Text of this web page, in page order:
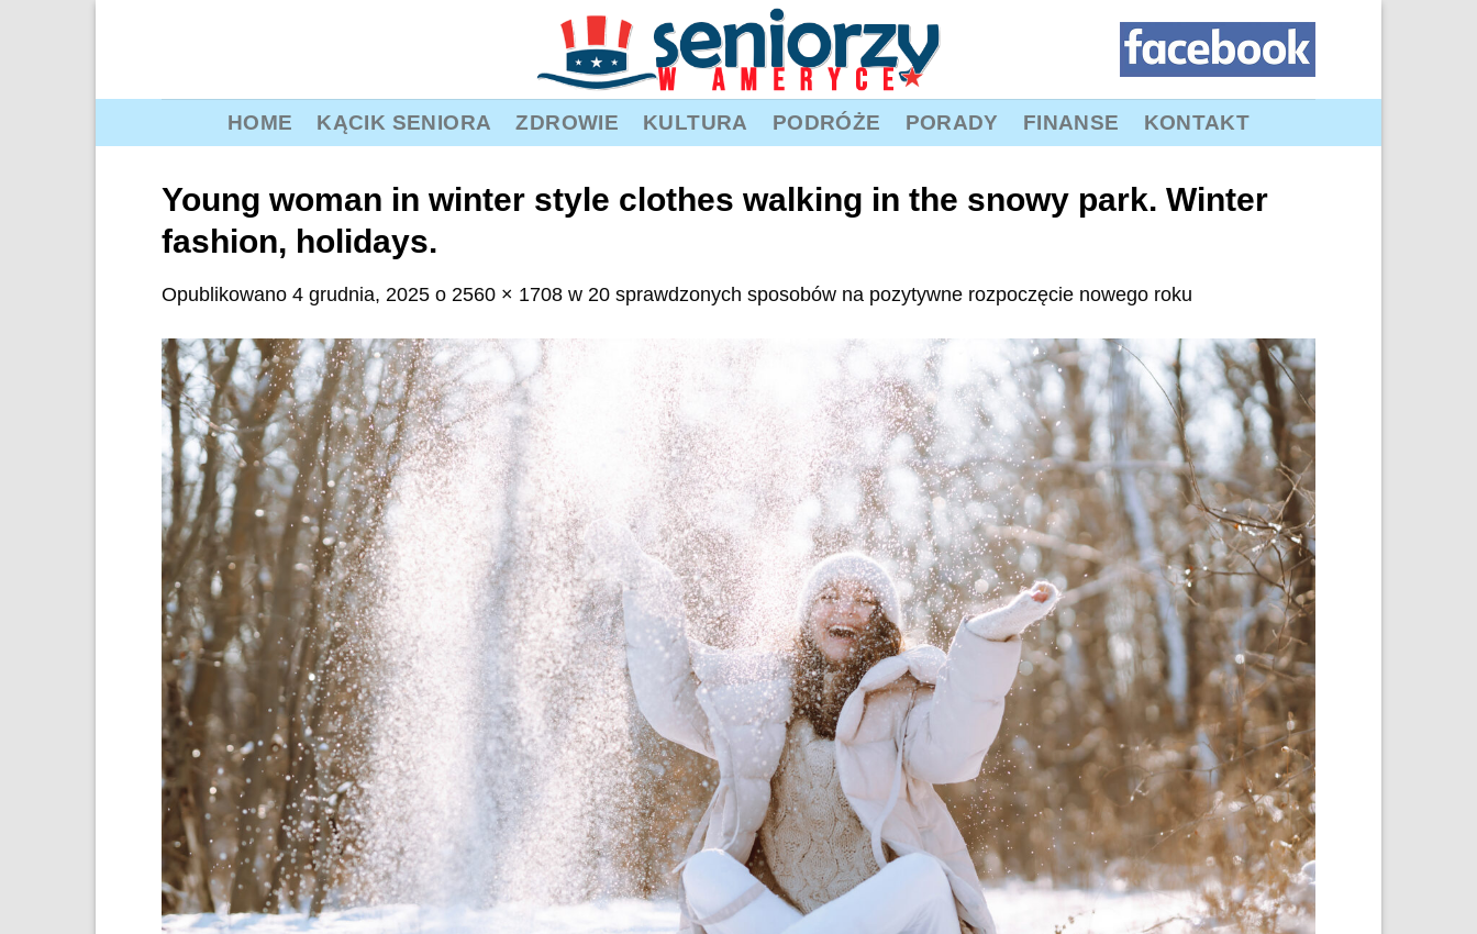
HOME KĄCIK SENIORA ZDROWIE KULTURA PODRÓŻE PORADY FINANSE KONTAKT
Young woman in winter style clothes walking in the snowy park. Winter
fashion, holidays.
Opublikowano 4 grudnia, 2025 o 2560 × 1708 w 20 sprawdzonych sposobów na pozytywne rozpoczęcie nowego roku